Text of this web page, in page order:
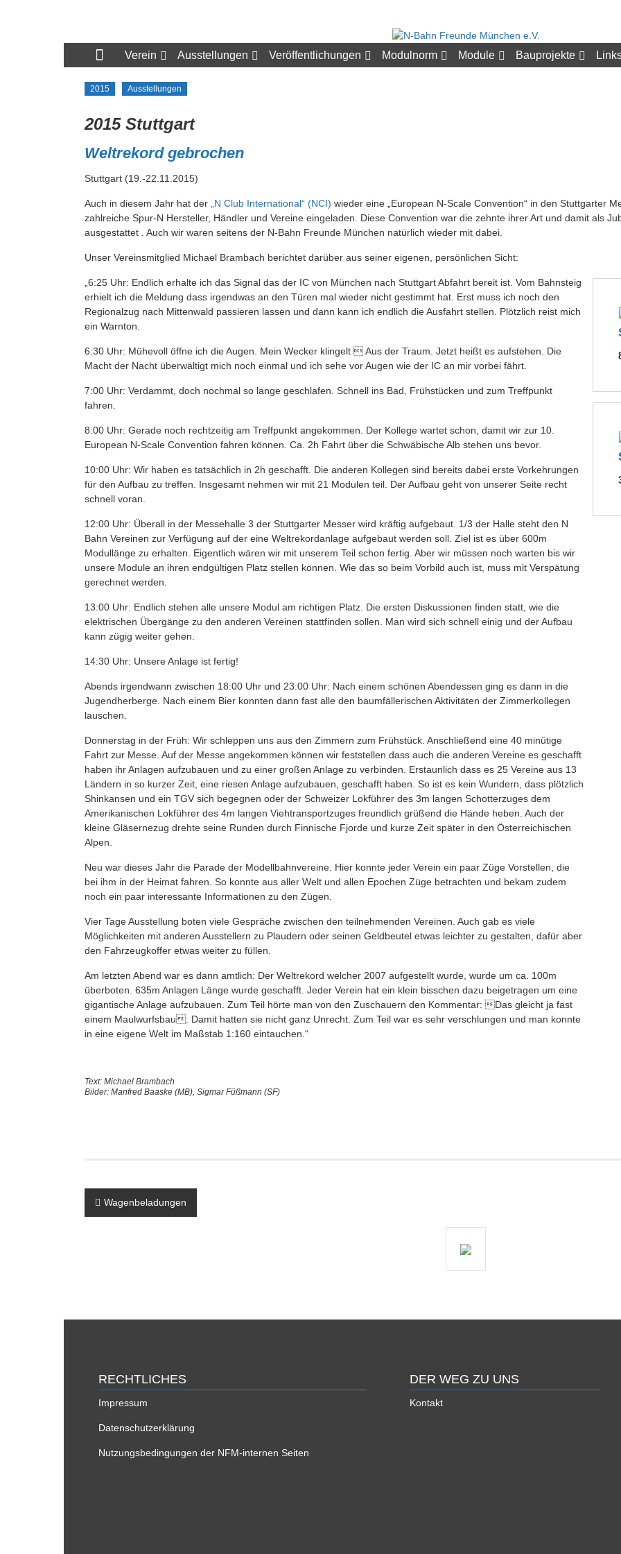
Bahn
Freunde
e.V.
Verein Ausstellungen Veröffentlichungen Modulnorm Module Bauprojekte
2015 Ausstellungen
2015 Stuttgart
Weltrekord gebrochen
Stuttgart (19.-22.11.2015)
Auch in diesem Jahr hat der „N Club International“ (NCI) wieder eine „European N-Scale Convention“ in den Stuttgarter
zahlreiche Spur-N Hersteller, Händler und Vereine eingeladen. Diese Convention war die zehnte ihrer Art und damit als
ausgestattet . Auch wir waren seitens der N-Bahn Freunde München natürlich wieder mit dabei.
Unser Vereinsmitglied Michael Brambach berichtet darüber aus seiner eigenen, persönlichen Sicht:
„6:25 Uhr: Endlich erhalte ich das Signal das der IC von München nach Stuttgart Abfahrt bereit ist. Vom Bahnsteig
erhielt ich die Meldung dass irgendwas an den Türen mal wieder nicht gestimmt hat. Erst muss ich noch den
Regionalzug nach Mittenwald passieren lassen und dann kann ich endlich die Ausfahrt stellen. Plötzlich reist mich
ein Warnton.
6:30 Uhr: Mühevoll öffne ich die Augen. Mein Wecker klingelt  Aus der Traum. Jetzt heißt es aufstehen. Die
Macht der Nacht überwältigt mich noch einmal und ich sehe vor Augen wie der IC an mir vorbei fährt.
7:00 Uhr: Verdammt, doch nochmal so lange geschlafen. Schnell ins Bad, Frühstücken und zum Treffpunkt
fahren.
8:00 Uhr: Gerade noch rechtzeitig am Treffpunkt angekommen. Der Kollege wartet schon, damit wir zur 10.
European N-Scale Convention fahren können. Ca. 2h Fahrt über die Schwäbische Alb stehen uns bevor.
10:00 Uhr: Wir haben es tatsächlich in 2h geschafft. Die anderen Kollegen sind bereits dabei erste Vorkehrungen
für den Aufbau zu treffen. Insgesamt nehmen wir mit 21 Modulen teil. Der Aufbau geht von unserer Seite recht
schnell voran.
12:00 Uhr: Überall in der Messehalle 3 der Stuttgarter Messer wird kräftig aufgebaut. 1/3 der Halle steht den N
Bahn Vereinen zur Verfügung auf der eine Weltrekordanlage aufgebaut werden soll. Ziel ist es über 600m
Modullänge zu erhalten. Eigentlich wären wir mit unserem Teil schon fertig. Aber wir müssen noch warten bis wir
unsere Module an ihren endgültigen Platz stellen können. Wie das so beim Vorbild auch ist, muss mit Verspätung
gerechnet werden.
13:00 Uhr: Endlich stehen alle unsere Modul am richtigen Platz. Die ersten Diskussionen finden statt, wie die
elektrischen Übergänge zu den anderen Vereinen stattfinden sollen. Man wird sich schnell einig und der Aufbau
kann zügig weiter gehen.
14:30 Uhr: Unsere Anlage ist fertig!
Abends irgendwann zwischen 18:00 Uhr und 23:00 Uhr: Nach einem schönen Abendessen ging es dann in die
Jugendherberge. Nach einem Bier konnten dann fast alle den baumfällerischen Aktivitäten der Zimmerkollegen
lauschen.
Donnerstag in der Früh: Wir schleppen uns aus den Zimmern zum Frühstück. Anschließend eine 40 minütige
Fahrt zur Messe. Auf der Messe angekommen können wir feststellen dass auch die anderen Vereine es geschafft
haben ihr Anlagen aufzubauen und zu einer großen Anlage zu verbinden. Erstaunlich dass es 25 Vereine aus 13
Ländern in so kurzer Zeit, eine riesen Anlage aufzubauen, geschafft haben. So ist es kein Wundern, dass plötzlich
Shinkansen und ein TGV sich begegnen oder der Schweizer Lokführer des 3m langen Schotterzuges dem
Amerikanischen Lokführer des 4m langen Viehtransportzuges freundlich grüßend die Hände heben. Auch der
kleine Gläsernezug drehte seine Runden durch Finnische Fjorde und kurze Zeit später in den Österreichischen
Alpen.
Neu war dieses Jahr die Parade der Modellbahnvereine. Hier konnte jeder Verein ein paar Züge Vorstellen, die
bei ihm in der Heimat fahren. So konnte aus aller Welt und allen Epochen Züge betrachten und bekam zudem
noch ein paar interessante Informationen zu den Zügen.
Vier Tage Ausstellung boten viele Gespräche zwischen den teilnehmenden Vereinen. Auch gab es viele
Möglichkeiten mit anderen Ausstellern zu Plaudern oder seinen Geldbeutel etwas leichter zu gestalten, dafür aber
den Fahrzeugkoffer etwas weiter zu füllen.
Am letzten Abend war es dann amtlich: Der Weltrekord welcher 2007 aufgestellt wurde, wurde um ca. 100m
überboten. 635m Anlagen Länge wurde geschafft. Jeder Verein hat ein klein bisschen dazu beigetragen um eine
gigantische Anlage aufzubauen. Zum Teil hörte man von den Zuschauern den Kommentar: Das gleicht ja fast
einem Maulwurfsbau. Damit hatten sie nicht ganz Unrecht. Zum Teil war es sehr verschlungen und man konnte
in eine eigene Welt im Maßstab 1:160 eintauchen.“
Text: Michael Brambach
Bilder: Manfred Baaske (MB), Sigmar Füßmann (SF)
Wagenbeladungen
RECHTLICHES
Impressum
Datenschutzerklärung
Nutzungsbedingungen der NFM-internen Seiten
DER WEG ZU UNS
Kontakt